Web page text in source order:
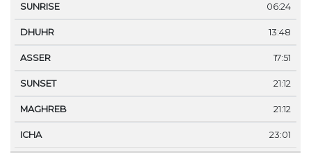
06:24
13:48
17:51
21:12
21:12
23:01